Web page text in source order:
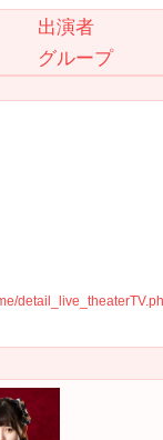
出演者
グループ